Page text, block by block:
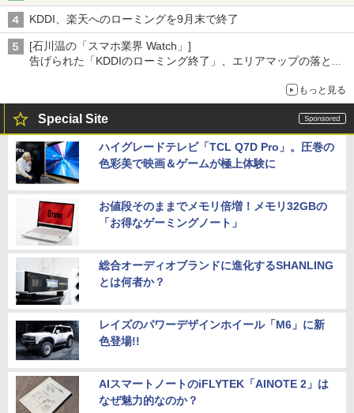
KDDI、楽天へのローミングを9月末で終了
[石川温の「スマホ業界 Watch」]
告げられた「KDDIのローミング終了」、エリアマップの落とし
もっと見る
Special Site
ハイグレードテレビ「TCL Q7D Pro」。圧巻の
色彩美で映画＆ゲームが極上体験に
お値段そのままでメモリ倍増！メモリ32GBの
「お得なゲーミングノート」
総合オーディオブランドに進化するSHANLING
とは何者か？
レイズのパワーデザインホイール「M6」に新
色登場!!
AIスマートノートのiFLYTEK「AINOTE 2」は
なぜ魅力的なのか？